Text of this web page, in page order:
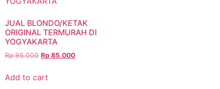
JUAL BLONDO/KETAK
ORIGINAL TERMURAH DI
YOGYAKARTA
Rp95.000 Rp 85.000
Add to cart